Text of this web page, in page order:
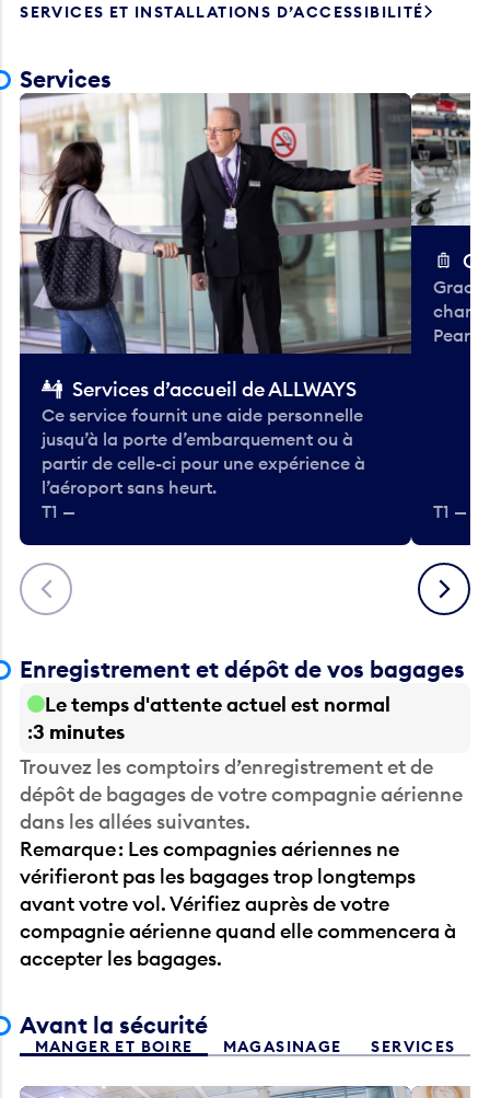
SERVICES ET INSTALLATIONS D’ACCESSIBILITÉ
Services
Précédent
Services d’accueil de ALLWAYS
Ce service fournit une aide personnelle
jusqu’à la porte d’embarquement ou à
partir de celle-ci pour une expérience à
l’aéroport sans heurt.
T1 —
T1 —
Suivant
Enregistrement et dépôt de vos bagages
Le temps d'attente actuel est normal
3 minutes
Trouvez les comptoirs d’enregistrement et de
dépôt de bagages de votre compagnie aérienne
dans les allées suivantes.
Remarque : Les compagnies aériennes ne
vérifieront pas les bagages trop longtemps
avant votre vol. Vérifiez auprès de votre
compagnie aérienne quand elle commencera à
accepter les bagages.
Avant la sécurité
MANGER ET BOIRE MAGASINAGE SERVICES